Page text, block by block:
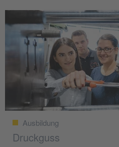
Ausbildung
Druckguss